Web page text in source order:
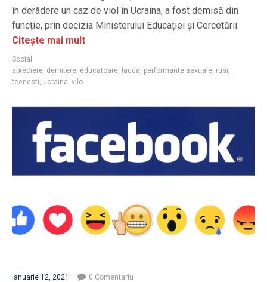
în derâdere un caz de viol în Ucraina, a fost demisă din
funcție, prin decizia Ministerului Educației și Cercetării.
Citește mai mult
Social
apreciere, demitere, educatoare, lauda, performante sexuale, rusi,
teenesti, ucraina, vilo
ianuarie 12, 2021 0 Comentariu